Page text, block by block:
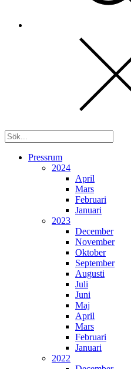
Pressrum
2024
April
Mars
Februari
Januari
2023
December
November
Oktober
September
Augusti
Juli
Juni
Maj
April
Mars
Februari
Januari
2022